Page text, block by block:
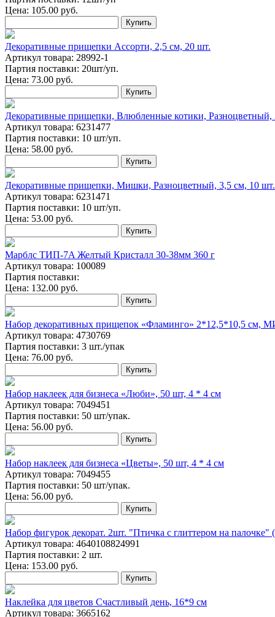
Цена: 105.00 руб.
Купить
Декоративные прищепки Ассорти, 2,5 см, 20 шт.
Артикул товара: 28992-1
Партия поставки: 20шт/уп.
Цена: 73.00 руб.
Купить
Декоративные прищепки, Влюбленные котики, Разноцветный,
Артикул товара: 6231477
Партия поставки: 10 шт/уп.
Цена: 58.00 руб.
Купить
Декоративные прищепки, Мишки, Разноцветный, 3,5 см, 10 шт.
Артикул товара: 6231471
Партия поставки: 10 шт/уп.
Цена: 53.00 руб.
Купить
Марблс ТИП-7A Желтый Кристалл 30-38мм 360 г
Артикул товара: 100089
Партия поставки:
Цена: 132.00 руб.
Купить
Набор декоративных прищепок «Фламинго» 2*12,5*10,5 см,
Артикул товара: 4730769
Партия поставки: 3 шт./упак
Цена: 76.00 руб.
Купить
Набор наклеек для бизнеса «Люби», 50 шт, 4 * 4 см
Артикул товара: 7049451
Партия поставки: 50 шт/упак.
Цена: 56.00 руб.
Купить
Набор наклеек для бизнеса «Цветы», 50 шт, 4 * 4 см
Артикул товара: 7049455
Партия поставки: 50 шт/упак.
Цена: 56.00 руб.
Купить
Набор фигурок декорат. 2шт. "Птичка с глиттером на
Артикул товара: 4640108824991
Партия поставки: 2 шт.
Цена: 153.00 руб.
Купить
Наклейка для цветов Счастливый день, 16*9 см
Артикул товара: 3665162